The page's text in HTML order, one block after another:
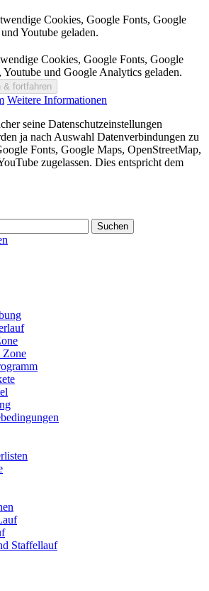
Cookies, Google Fonts, Google
Youtube geladen.
Cookies, Google Fonts, Google
und Google Analytics geladen.
Weitere Informationen
seine Datenschutzeinstellungen
ja nach Auswahl Datenverbindungen zu
Fonts, Google Maps, OpenStreetMap,
zugelassen. Dies entspricht dem
Staffellauf